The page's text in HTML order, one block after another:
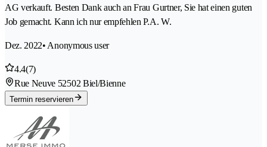
AG verkauft. Besten Dank auch an Frau Gurtner, Sie hat einen guten
Job gemacht. Kann ich nur empfehlen P.A. W.
Dez. 2022• Anonymous user
4.4(7)
Rue Neuve 52502 Biel/Bienne
Termin reservieren